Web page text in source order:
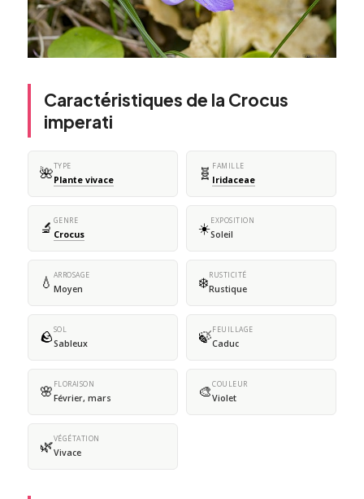
Caractéristiques de la Crocus
imperati
🌺TYPE
Plante vivace 🧬 FAMILLE
Iridaceae
🔬 GENRE
Crocus ☀️EXPOSITION
Soleil
💧 ARROSAGE
Moyen ❄️RUSTICITÉ
Rustique
🪨SOL
Sableux 🍃FEUILLAGE
Caduc
🌸 FLORAISON
Février, mars 🎨COULEUR
Violet
🌿VÉGÉTATION
Vivace